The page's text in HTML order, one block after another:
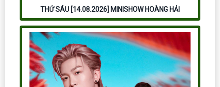
THỨ SÁU [14.08.2026] MINISHOW HOÀNG HẢI